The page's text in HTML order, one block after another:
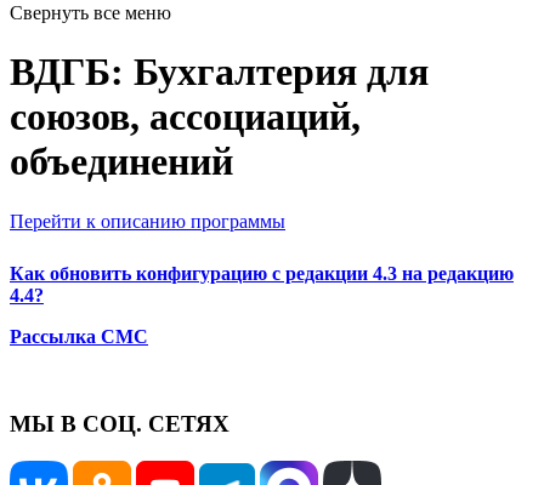
Свернуть все меню
ВДГБ: Бухгалтерия для
союзов, ассоциаций,
объединений
Перейти к описанию программы
Как обновить конфигурацию с редакции 4.3 на редакцию
4.4?
Рассылка СМС
МЫ В СОЦ. СЕТЯХ